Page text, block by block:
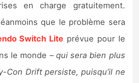
en charge gratuitement.
que le problème sera
Switch Lite prévue pour le
le monde –qui sera bien plus
Con Drift persiste, puisqu’il ne